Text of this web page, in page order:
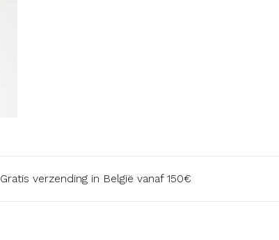
Gratis verzending in België vanaf 150€